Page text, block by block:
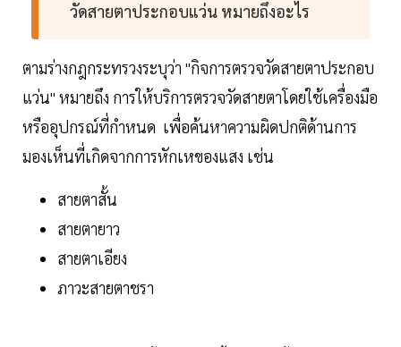
วัดสายตาประกอบแว่น หมายถึงอะไร
ตามร่างกฎกระทรวงระบุว่า "กิจการตรวจวัดสายตาประกอบ
แว่น" หมายถึง การให้บริการตรวจวัดสายตาโดยใช้เครื่องมือ
หรืออุปกรณ์ที่กำหนด เพื่อค้นหาความผิดปกติด้านการ
มองเห็นที่เกิดจากการหักเหของแสง เช่น
สายตาสั้น
สายตายาว
สายตาเอียง
ภาวะสายตาชรา